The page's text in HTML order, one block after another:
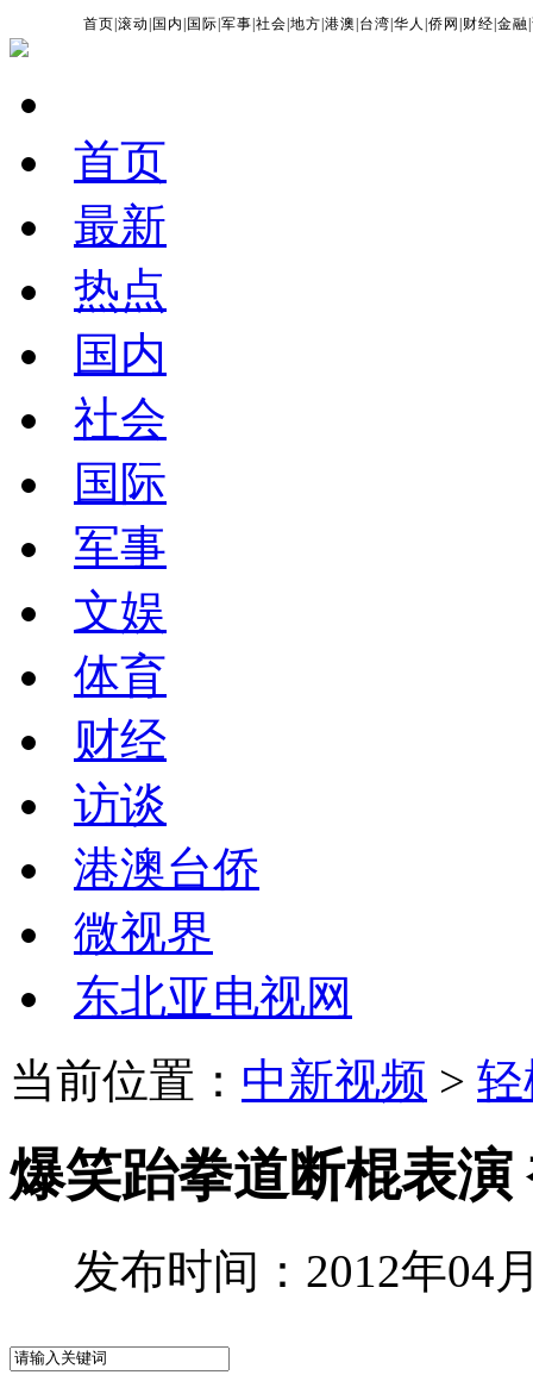
首页 |滚动 国内 国际 |军事 |社会 |地方 |港澳 台湾 |华人 |侨网 财经 |金融 |
首页
最新
热点
国内
社会
国际
军事
文娱
体育
财经
访谈
港澳台侨
微视界
东北亚电视网
当前位置： 中新视频 >
爆笑跆拳道断棍表演
发布时间：2012年04